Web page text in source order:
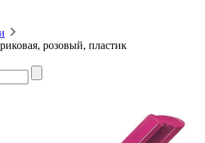
розовый, пластик